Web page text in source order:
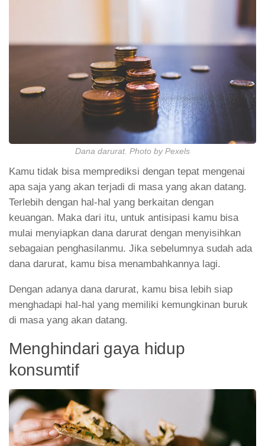
Dana darurat. Photo by Pexels
Kamu tidak bisa memprediksi dengan tepat mengenai
apa saja yang akan terjadi di masa yang akan datang.
Terlebih dengan hal-hal yang berkaitan dengan
keuangan. Maka dari itu, untuk antisipasi kamu bisa
mulai menyiapkan dana darurat dengan menyisihkan
sebagaian penghasilanmu. Jika sebelumnya sudah ada
dana darurat, kamu bisa menambahkannya lagi.
Dengan adanya dana darurat, kamu bisa lebih siap
menghadapi hal-hal yang memiliki kemungkinan buruk
di masa yang akan datang.
Menghindari gaya hidup
konsumtif